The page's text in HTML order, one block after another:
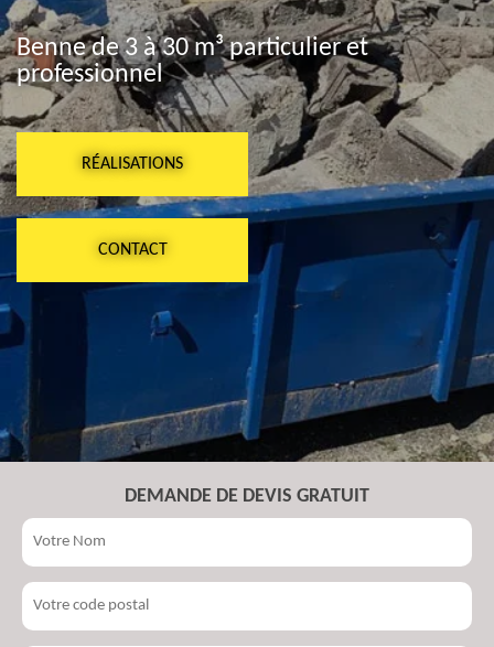
Benne de 3 à 30 m³ particulier et
professionnel
RÉALISATIONS
CONTACT
DEMANDE DE DEVIS GRATUIT